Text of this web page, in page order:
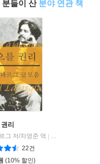
분들이 산 분야 연관 책
리
그 저/차영준 역
필맥
22건
(10% 할인)